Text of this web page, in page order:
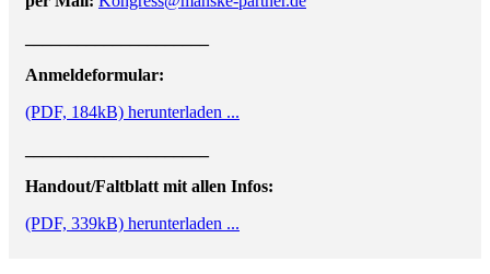
Anmeldeformular:
(PDF, 184kB) herunterladen ...
Handout/Faltblatt mit allen Infos:
(PDF, 339kB) herunterladen ...